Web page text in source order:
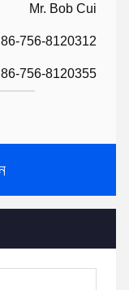
Mr. Bob Cui
86-756-8120312
86-756-8120355